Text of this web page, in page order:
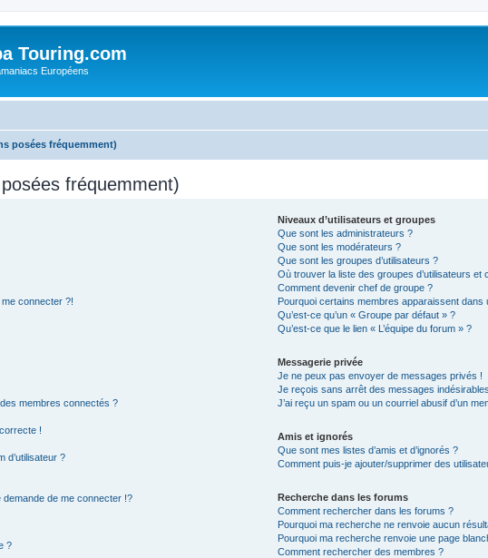
Touring.com
Européens
posées fréquemment)
fréquemment)
connecter ?!
membres connectés ?
!
d’utilisateur ?
demande de me connecter !?
?
Niveaux d’utilisateurs et groupes
Que sont les administrateurs ?
Que sont les modérateurs ?
Que sont les groupes d’utilisateurs ?
Où trouver la liste des groupes d’utilisateurs et
Comment devenir chef de groupe ?
Pourquoi certains membres apparaissent dans
Qu’est-ce qu’un « Groupe par défaut » ?
Qu’est-ce que le lien « L’équipe du forum » ?
Messagerie privée
Je ne peux pas envoyer de messages privés !
Je reçois sans arrêt des messages
J’ai reçu un spam ou un courriel abusif d’un
Amis et ignorés
Que sont mes listes d’amis et d’ignorés ?
Comment puis-je ajouter/supprimer des
Recherche dans les forums
Comment rechercher dans les forums ?
Pourquoi ma recherche ne renvoie aucun
Pourquoi ma recherche renvoie une page
Comment rechercher des membres ?